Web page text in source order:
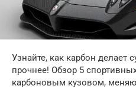
Узнайте, как карбон делает
прочнее! Обзор 5
карбоновым кузовом,